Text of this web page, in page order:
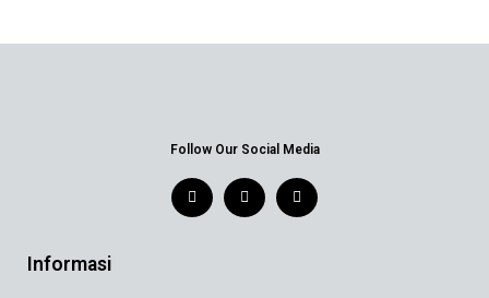
Follow Our Social Media
Informasi